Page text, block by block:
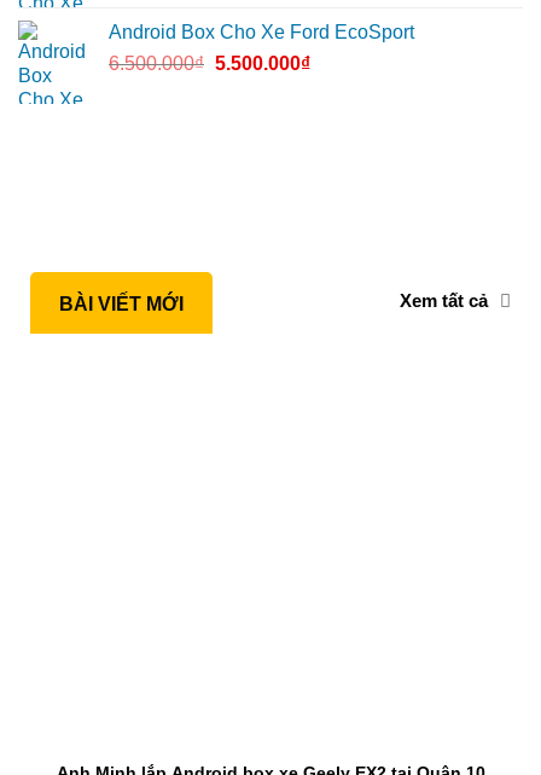
Android Box Cho Xe Ford EcoSport
6.500.000₫ 5.500.000₫
BÀI VIẾT MỚI Xem tất cả